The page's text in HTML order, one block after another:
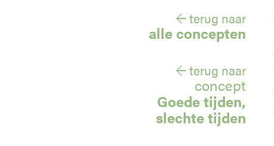
← terug naar
alle concepten
← terug naar
concept
Goede tijden,
slechte tijden